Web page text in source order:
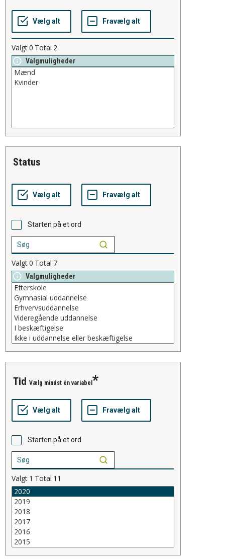
Valgt0 Total 2
Valgmuligheder
status
Starten på et ord
Valgt0 Total 7
Valgmuligheder
tid Vælg mindst én variabel
Starten på et ord
Valgt 1 Total 11